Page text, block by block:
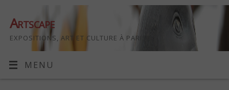
Artscape
EXPOSITIONS, ART ET CULTURE À PARIS
MENU